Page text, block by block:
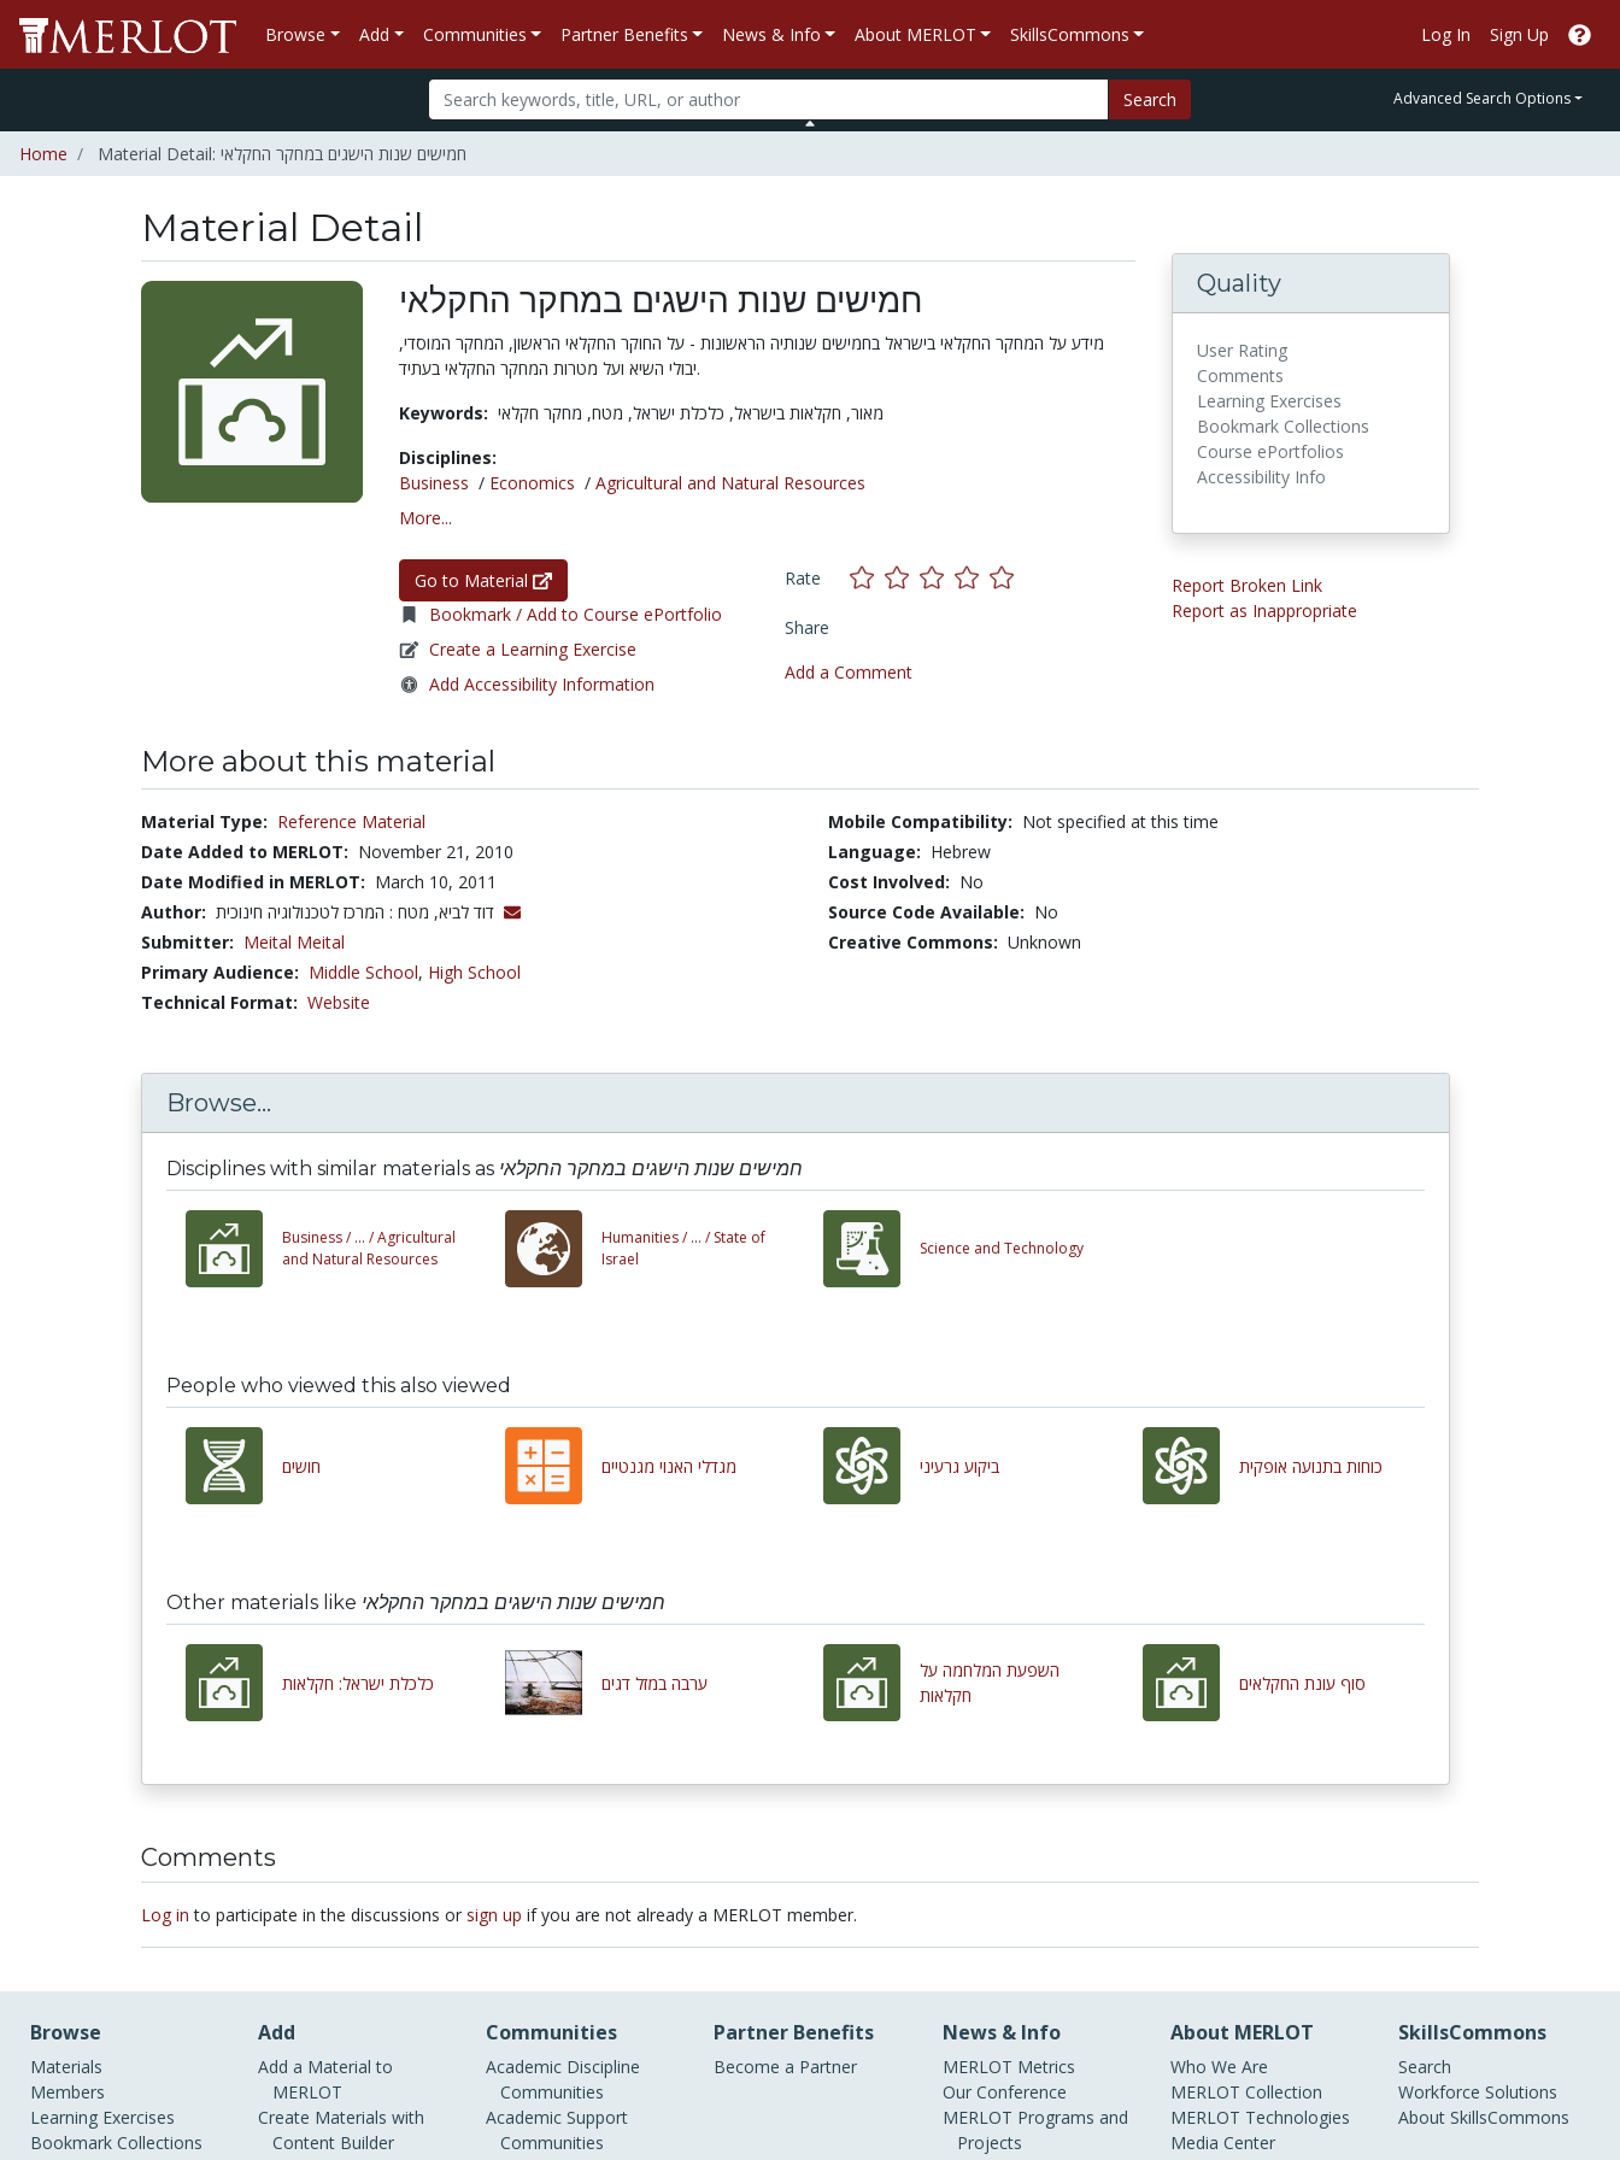
Browse Add Communities Partner Benefits News & Info About MERLOT SkillsCommons Log In Sign Up
Search Advanced Search Options
Home Material Detail: חמישים שנות הישגים במחקר החקלאי
Material Detail
חמישים שנות הישגים במחקר החקלאי
מידע על המחקר החקלאי בישראל בחמישים שנותיה הראשונות - על החוקר החקלאי הראשון, המחקר המוסדי,
יבולי השיא ועל מטרות המחקר החקלאי בעתיד.
Keywords:
מאור, חקלאות בישראל, כלכלת ישראל, מטח, מחקר חקלאי
Disciplines:
Business / Economics / Agricultural and Natural Resources
More...
Go to Material
Bookmark / Add to Course ePortfolio
Create a Learning Exercise
Add Accessibility Information
Rate
Share
Add a Comment
Quality
User Rating
Comments
Learning Exercises
Bookmark Collections
Course ePortfolios
Accessibility Info
Report Broken Link
Report as Inappropriate
More about this material
Material Type: Reference Material
Date Added to MERLOT: November 21, 2010
Date Modified in MERLOT: March 10, 2011
Author:
Submitter: Meital Meital
Primary Audience: Middle School, High School
Technical Format: Website
Mobile Compatibility: Not specified at this time
Language: Hebrew
Cost Involved: No
Source Code Available: No
Creative Commons: Unknown
Browse...
Disciplines with similar materials as חמישים שנות הישגים במחקר החקלאי
Business / ... /Agricultural
and Natural Resources
Humanities / ... /State of
Israel
Science and Technology
People who viewed this also viewed
חושים מגדלי האנוי מגנטיים ביקוע גרעיני כוחות בתנועה אופקית
Other materials like חמישים שנות הישגים במחקר החקלאי
כלכלת ישראל: חקלאות ערבה במזל דגים
השפעת המלחמה על
חקלאות
סוף עונת החקלאים
Comments
Log in to participate in the discussions or sign up if you are not already a MERLOT member.
Browse
Materials
Members
Learning Exercises
Bookmark Collections
Add
Add a Material to
MERLOT
Create Materials with
Content Builder
Communities
Academic Discipline
Communities
Academic Support
Communities
Partner Benefits
Become a Partner
News & Info
MERLOT Metrics
Our Conference
MERLOT Programs and
Projects
About MERLOT
Who We Are
MERLOT Collection
MERLOT Technologies
Media Center
SkillsCommons
Search
Workforce Solutions
About SkillsCommons